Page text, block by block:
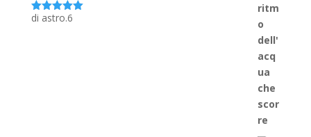
Valutato5
di astro.6